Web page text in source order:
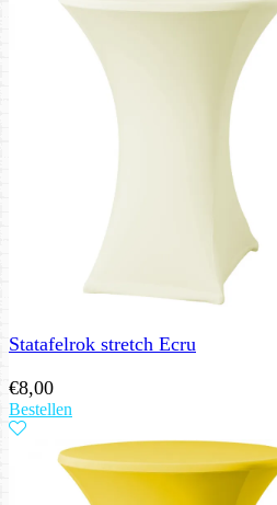
Statafelrok stretch Ecru
€8,00
Bestellen